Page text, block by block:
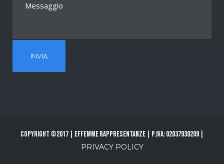
Copyright ©2017 | Effemme Rappresentanze | P.Iva: 02037930209 |
PRIVACY POLICY